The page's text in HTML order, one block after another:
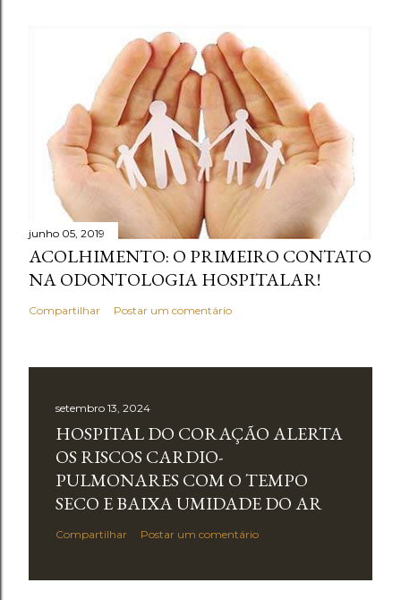
junho 05, 2019
ACOLHIMENTO: O PRIMEIRO CONTATO
NA ODONTOLOGIA HOSPITALAR!
Compartilhar Postar um comentário
setembro 13, 2024
HOSPITAL DO CORAÇÃO ALERTA
OS RISCOS CARDIO-
PULMONARES COM O TEMPO
SECO E BAIXA UMIDADE DO AR
Compartilhar Postar um comentário